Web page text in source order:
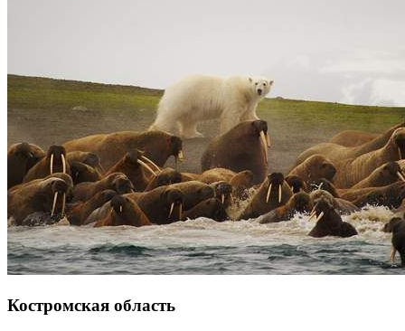
Костромская область